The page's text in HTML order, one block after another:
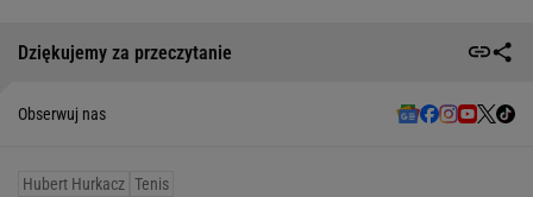
Dziękujemy za przeczytanie
Obserwuj nas
Hubert Hurkacz Tenis